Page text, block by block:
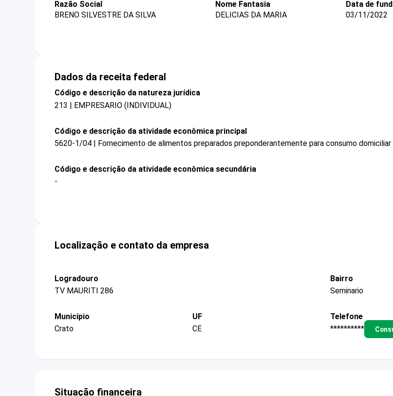
Razão Social
BRENO SILVESTRE DA SILVA
Nome Fantasia
DELICIAS DA MARIA
Data de
03/11/2022
Dados da receita federal
Código e descrição da natureza jurídica
213 | EMPRESARIO (INDIVIDUAL)
Código e descrição da atividade econômica principal
5620-1/04 | Fornecimento de alimentos preparados preponderantemente para consumo domiciliar
Código e descrição da atividade econômica secundária
-
Localização e contato da empresa
Logradouro
TV MAURITI 286
Bairro
Seminario
Município
Crato
UF
CE
Telefone
**********
Situação financeira